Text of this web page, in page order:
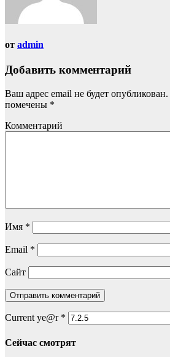
от admin
Добавить комментарий
Ваш адрес email не будет опубликован.
помечены *
Комментарий
Имя *
Email *
Сайт
Current ye@r *
Сейчас смотрят